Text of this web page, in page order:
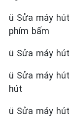
ü Sửa máy
phím bấm
ü Sửa máy
ü Sửa máy
hút
ü Sửa máy